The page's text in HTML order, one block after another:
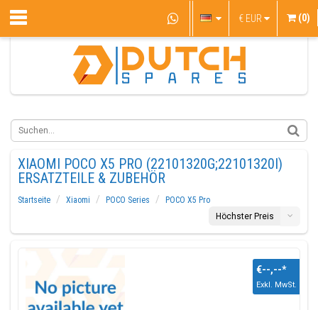
€ EUR (0)
XIAOMI POCO X5 PRO (22101320G;22101320I)
ERSATZTEILE & ZUBEHÖR
Startseite Xiaomi POCO Series
POCO X5 Pro
Höchster Preis
€--,--*
Exkl. MwSt.